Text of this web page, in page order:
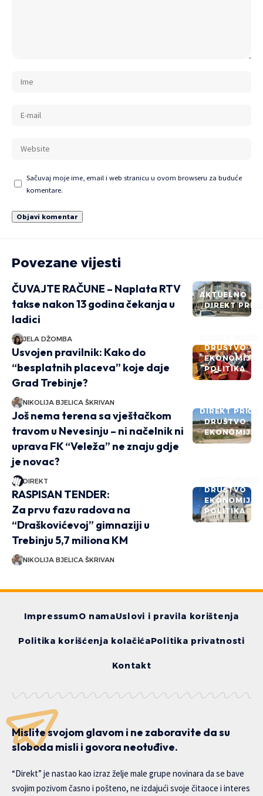
Sačuvaj moje ime, email i web stranicu u ovom browseru za buduće
komentare.
Povezane vijesti
AKTUELNO
DIREKT PRIČE
ČUVAJTE RAČUNE – Naplata RTV
takse nakon 13 godina čekanja u
ladici
JELA DŽOMBA
DRUŠTVO
EKONOMIJA
POLITIKA
Usvojen pravilnik: Kako do
“besplatnih placeva” koje daje
Grad Trebinje?
NIKOLIJA BJELICA ŠKRIVAN
DIREKT PRIČE
DRUŠTVO
EKONOMIJA
Još nema terena sa vještačkom
travom u Nevesinju – ni načelnik ni
uprava FK “Veleža” ne znaju gdje
je novac?
DIREKT
DRUŠTVO
EKONOMIJA
POLITIKA
RASPISAN TENDER:
Za prvu fazu radova na
“Draškovićevoj” gimnaziji u
Trebinju 5,7 miliona KM
NIKOLIJA BJELICA ŠKRIVAN
ImpressumO namaUslovi i pravila korištenja
Politika korišćenja kolačićaPolitika privatnosti
Kontakt
Mislite svojom glavom i ne zaboravite da su
sloboda misli i govora neotuđive.
“Direkt” je nastao kao izraz želje male grupe novinara da se bave
svojim pozivom časno i pošteno, ne izdajući svoje čitaoce i interes